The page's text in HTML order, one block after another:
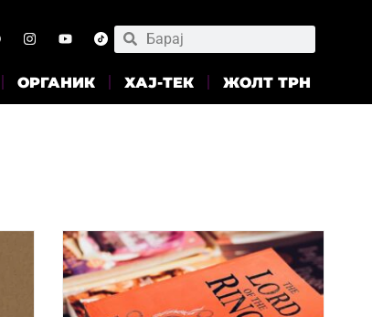
ОРГАНИК ХАЈ-ТЕК ЖОЛТ ТРН